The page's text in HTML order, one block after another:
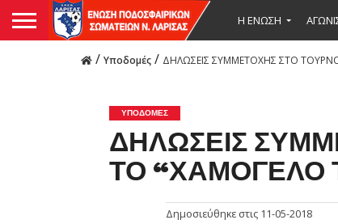
Η ΕΝΩΣΗ
/ Υποδομές / ΔΗΛΩΣΕΙΣ ΣΥΜΜΕΤΟΧΗΣ ΣΤΟ
ΥΠΟΔΟΜΈΣ
ΔΗΛΩΣΕΙΣ
ΤΟ “ΧΑΜΟΓΕΛΟ
Δημοσιεύθηκε στις 11-05-2018